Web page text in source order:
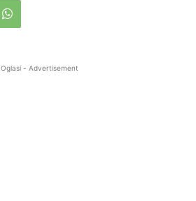
Oglasi - Advertisement